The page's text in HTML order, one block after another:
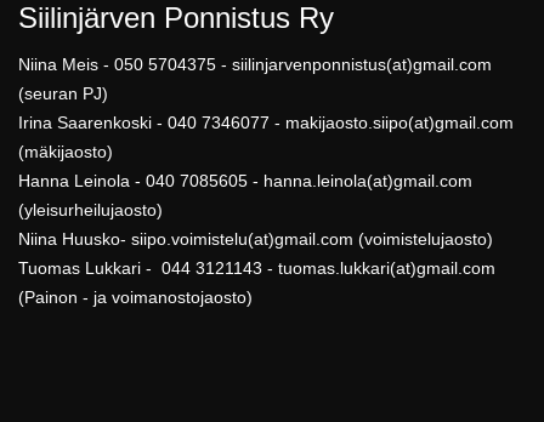
Siilinjärven Ponnistus Ry
Niina Meis - 050 5704375 - siilinjarvenponnistus(at)gmail.com
(seuran PJ)
Irina Saarenkoski - 040 7346077 - makijaosto.siipo(at)gmail.com
(mäkijaosto)
Hanna Leinola - 040 7085605 - hanna.leinola(at)gmail.com
(yleisurheilujaosto)
Niina Huusko- siipo.voimistelu(at)gmail.com (voimistelujaosto)
Tuomas Lukkari - 044 3121143 - tuomas.lukkari(at)gmail.com
(Painon - ja voimanostojaosto)